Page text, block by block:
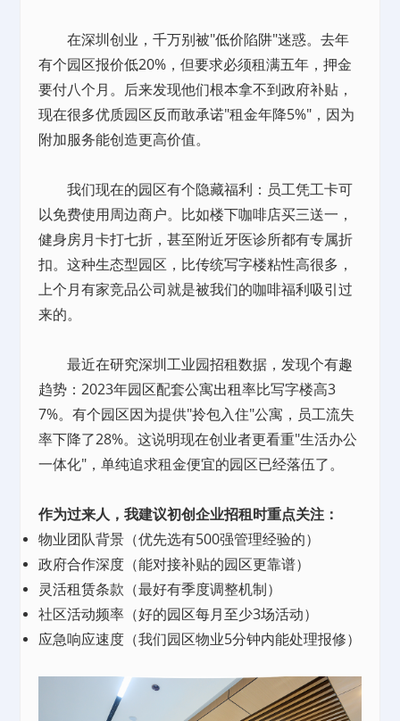
在深圳创业，千万别被"低价陷阱"迷惑。去年
有个园区报价低20%，但要求必须租满五年，押金
要付八个月。后来发现他们根本拿不到政府补贴，
现在很多优质园区反而敢承诺"租金年降5%"，因为
附加服务能创造更高价值。
我们现在的园区有个隐藏福利：员工凭工卡可
以免费使用周边商户。比如楼下咖啡店买三送一，
健身房月卡打七折，甚至附近牙医诊所都有专属折
扣。这种生态型园区，比传统写字楼粘性高很多，
上个月有家竞品公司就是被我们的咖啡福利吸引过
来的。
最近在研究深圳工业园招租数据，发现个有趣
趋势：2023年园区配套公寓出租率比写字楼高3
7%。有个园区因为提供"拎包入住"公寓，员工流失
率下降了28%。这说明现在创业者更看重"生活办公
一体化"，单纯追求租金便宜的园区已经落伍了。
作为过来人，我建议初创企业招租时重点关注：
物业团队背景（优先选有500强管理经验的）
政府合作深度（能对接补贴的园区更靠谱）
灵活租赁条款（最好有季度调整机制）
社区活动频率（好的园区每月至少3场活动）
应急响应速度（我们园区物业5分钟内能处理报修）